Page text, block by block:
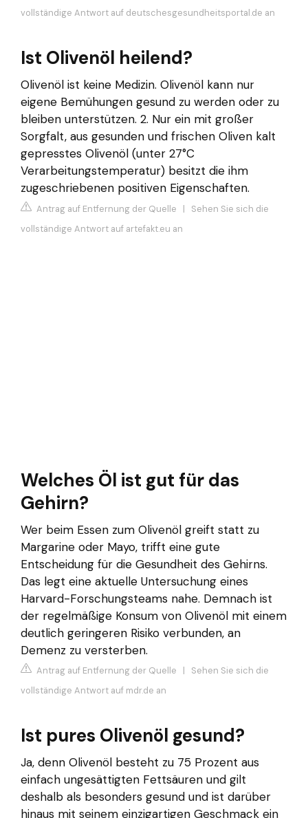
vollständige Antwort auf deutschesgesundheitsportal.de an
Ist Olivenöl heilend?
Olivenöl ist keine Medizin. Olivenöl kann nur
eigene Bemühungen gesund zu werden oder zu
bleiben unterstützen. 2. Nur ein mit großer
Sorgfalt, aus gesunden und frischen Oliven kalt
gepresstes Olivenöl (unter 27°C
Verarbeitungstemperatur) besitzt die ihm
zugeschriebenen positiven Eigenschaften.
Antrag auf Entfernung der Quelle | Sehen Sie sich die
vollständige Antwort auf artefakt.eu an
Welches Öl ist gut für das
Gehirn?
Wer beim Essen zum Olivenöl greift statt zu
Margarine oder Mayo, trifft eine gute
Entscheidung für die Gesundheit des Gehirns.
Das legt eine aktuelle Untersuchung eines
Harvard-Forschungsteams nahe. Demnach ist
der regelmäßige Konsum von Olivenöl mit einem
deutlich geringeren Risiko verbunden, an
Demenz zu versterben.
Antrag auf Entfernung der Quelle | Sehen Sie sich die
vollständige Antwort auf mdr.de an
Ist pures Olivenöl gesund?
Ja, denn Olivenöl besteht zu 75 Prozent aus
einfach ungesättigten Fettsäuren und gilt
deshalb als besonders gesund und ist darüber
hinaus mit seinem einzigartigen Geschmack ein